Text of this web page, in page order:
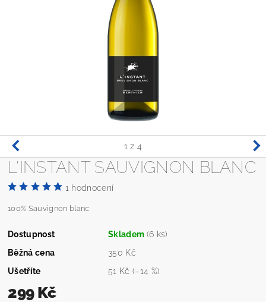
1 z 4
L'INSTANT SAUVIGNON BLANC
1 hodnocení
100% Sauvignon blanc
Dostupnost Skladem (6 ks)
Běžná cena
350 Kč
Ušetříte
51 Kč(–14 %)
299 Kč